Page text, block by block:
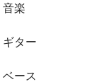
音楽
ギター
ベース